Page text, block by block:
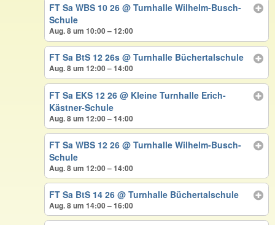
FT Sa WBS 10 26@ Turnhalle Wilhelm-Busch-
Schule
Aug. 8 um 10:00 – 12:00
FT Sa BtS 12 26s@ Turnhalle Büchertalschule
Aug. 8 um 12:00 – 14:00
FT Sa EKS 12 26@ Kleine Turnhalle Erich-
Kästner-Schule
Aug. 8 um 12:00 – 14:00
FT Sa WBS 12 26@ Turnhalle Wilhelm-Busch-
Schule
Aug. 8 um 12:00 – 14:00
FT Sa BtS 14 26@ Turnhalle Büchertalschule
Aug. 8 um 14:00 – 16:00